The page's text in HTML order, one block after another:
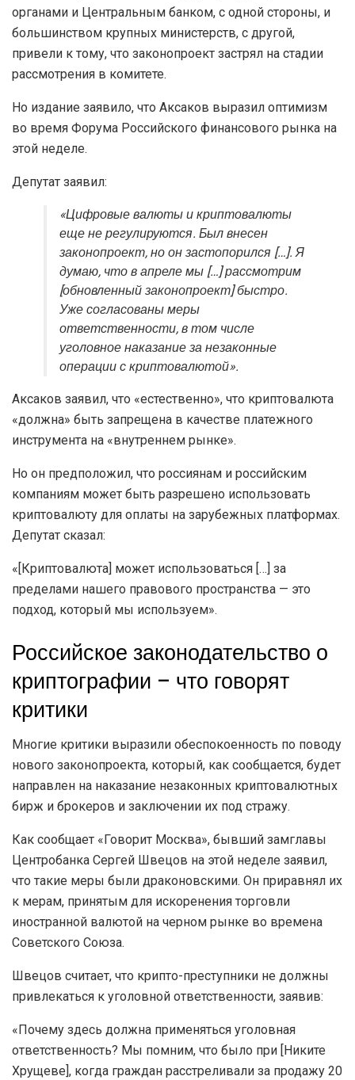
органами и Центральным банком, с одной стороны, и
большинством крупных министерств, с другой,
привели к тому, что законопроект застрял на стадии
рассмотрения в комитете.
Но издание заявило, что Аксаков выразил оптимизм
во время Форума Российского финансового рынка на
этой неделе.
Депутат заявил:
«Цифровые валюты и криптовалюты
еще не регулируются. Был внесен
законопроект, но он застопорился […]. Я
думаю, что в апреле мы […] рассмотрим
[обновленный законопроект] быстро.
Уже согласованы меры
ответственности, в том числе
уголовное наказание за незаконные
операции с криптовалютой».
Аксаков заявил, что «естественно», что криптовалюта
«должна» быть запрещена в качестве платежного
инструмента на «внутреннем рынке».
Но он предположил, что россиянам и российским
компаниям может быть разрешено использовать
криптовалюту для оплаты на зарубежных платформах.
Депутат сказал:
«[Криптовалюта] может использоваться […] за
пределами нашего правового пространства — это
подход, который мы используем».
Российское законодательство о
криптографии – что говорят
критики
Многие критики выразили обеспокоенность по поводу
нового законопроекта, который, как сообщается, будет
направлен на наказание незаконных криптовалютных
бирж и брокеров и заключении их под стражу.
Как сообщает «Говорит Москва», бывший замглавы
Центробанка Сергей Швецов на этой неделе заявил,
что такие меры были драконовскими. Он приравнял их
к мерам, принятым для искоренения торговли
иностранной валютой на черном рынке во времена
Советского Союза.
Швецов считает, что крипто-преступники не должны
привлекаться к уголовной ответственности, заявив:
«Почему здесь должна применяться уголовная
ответственность? Мы помним, что было при [Никите
Хрущеве], когда граждан расстреливали за продажу 20